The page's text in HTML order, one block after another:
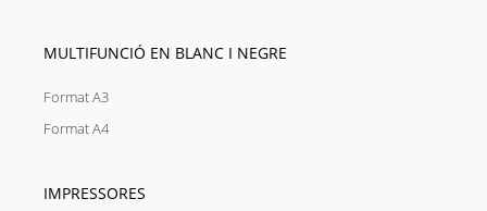
MULTIFUNCIÓ EN BLANC I NEGRE
Format A3
Format A4
IMPRESSORES